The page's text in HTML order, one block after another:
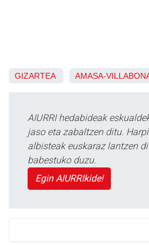
GIZARTEA AMASA-
AIURRI hedabideak
jaso eta zabaltzen ditu.
albisteak euskaraz lantzen
babestuko duzu.
Egin AIURRIkide!